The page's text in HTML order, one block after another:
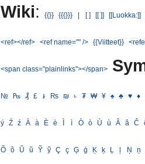
Wiki: {{}} {{{}}} | [ ] [[ ]] [[Luokka:]]
<ref></ref> <ref name="" /> {{Viitteet}}
<span class="plainlinks"></span>
№ ₧ ₰ £ ៛ ₨ ₪ ৳ ₮ ₩ ¥ ♠ ♣ ♥ ♦
ý Ź ź À à È è Ì ì Ò ò Ù ù Â â Ĉ
Õ õ Ũ ũ Ỹ ỹ Ç ç Ģ ģ Ķ ķ Ļ ļ Ņ ņ